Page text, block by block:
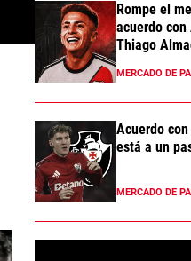
Rompe el
acuerdo
Thiago
Acuerdo
está a un